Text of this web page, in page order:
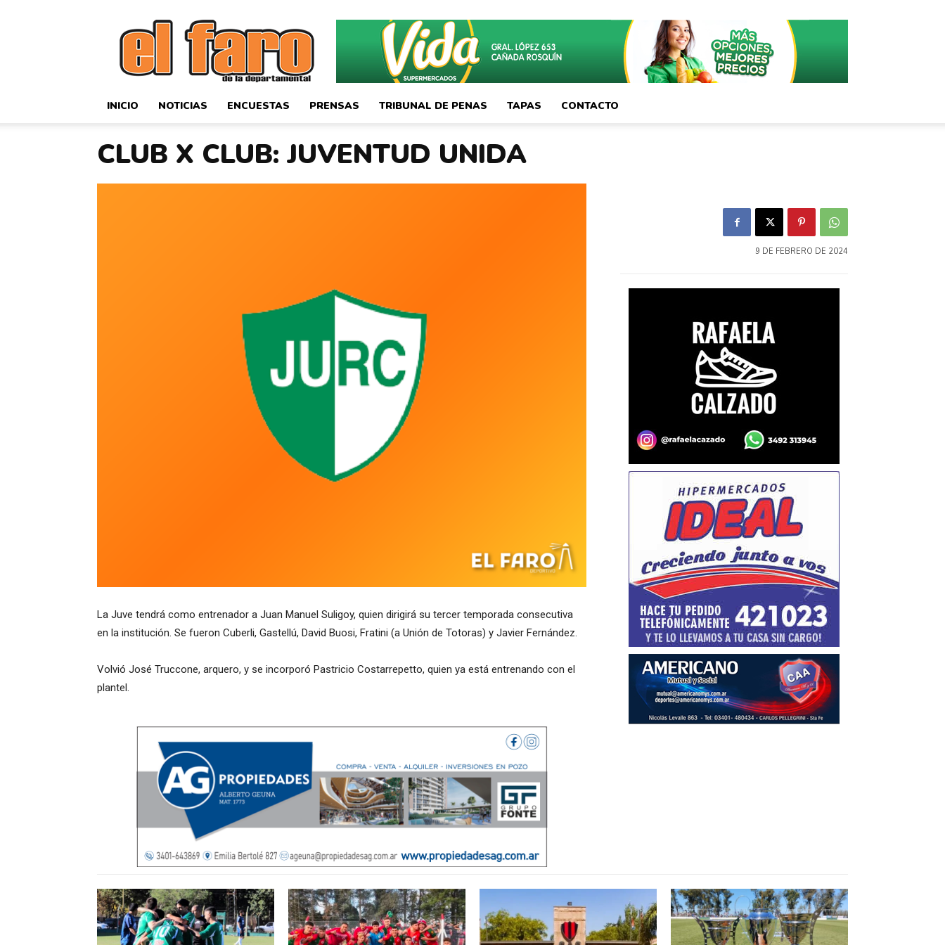
El
Faro
Deportivo
INICIO NOTICIAS ENCUESTAS PRENSAS TRIBUNAL DE PENAS TAPAS CONTACTO
CLUB X CLUB: JUVENTUD UNIDA
La Juve tendrá como entrenador a Juan Manuel Suligoy, quien dirigirá su tercer temporada consecutiva
en la institución. Se fueron Cuberli, Gastellú, David Buosi, Fratini (a Unión de Totoras) y Javier Fernández.
Volvió José Truccone, arquero, y se incorporó Pastricio Costarrepetto, quien ya está entrenando con el
plantel.
9 DE FEBRERO DE 2024